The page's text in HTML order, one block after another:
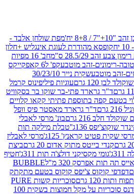
/ 8+8 יח'
מפת שולחן אלבד -
קופסא מהודרת לעוגת אינגליש +חלון
זהב 28.5/29 ס"מ
חב' 16 מפיות
קפ' ל6 קאפקייקס
שקית נייר 30/23/10
לבן 120 גרם
עוגיות פיליפינוס קרמל
ד"ר גרארד פתי-בר שוקו בר בסקוויט
בטעם קפה בתוספת פתיתי קקאו קלויים
ד"ר גרארד מאסטר פיס וופל
חלב 216 גרם
בונ' מרסי לאבלי
שוקוצ'יפס 136ג'
'טבלת מילקה תות
שקית פטיט קראנץ' 125ג'
מרסי לאבליז
קנדי בייטס מתוק אדום 20 גרם
ביצת
גומי מקסיקני דולצ'ה תות 311ג'
חטיף
BUBBLE
דפדפי קוקוס צ'יפס קוקוס בטעם מתקתק
סוכריות קשות PURE
סאוור מדנס סוכריות על מקל חמוצות בשקית 100